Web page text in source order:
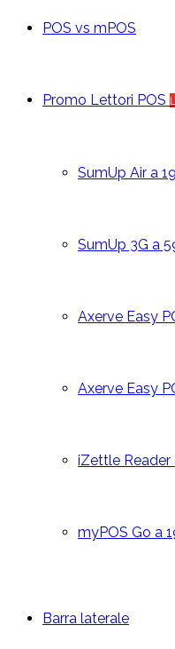
POS vs mPOS
Promo Lettori POS
SumUp Air a
SumUp 3G a
Axerve Easy
Axerve Easy
iZettle Reader
myPOS Go a
Barra laterale